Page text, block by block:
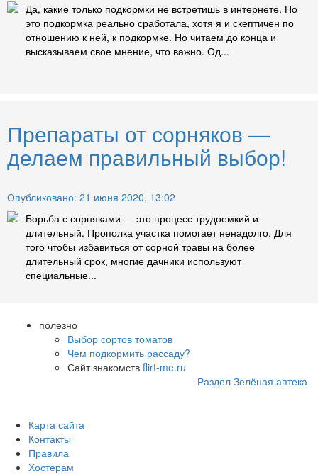
Да, какие только подкормки не встретишь в интернете. Но
это подкормка реально сработала, хотя я и скептичен по
отношению к ней, к подкормке. Но читаем до конца и
высказываем свое мнение, что важно. Од...
Препараты от сорняков —
делаем правильный выбор!
Опубликовано: 21 июня 2020, 13:02
Борьба с сорняками — это процесс трудоемкий и
длительный. Прополка участка помогает ненадолго. Для
того чтобы избавиться от сорной травы на более
длительный срок, многие дачники используют
специальные...
полезно
Выбор сортов томатов
Чем подкормить рассаду?
Сайт знакомств flirt-me.ru
Раздел Зелёная аптека
Карта сайта
Контакты
Правила
Хостерам